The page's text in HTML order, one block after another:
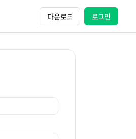
다운로드 로그인